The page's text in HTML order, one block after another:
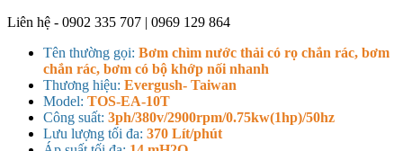
Liên hệ - 0902 335 707 | 0969 129 864
Tên thường gọi: Bơm chìm nước thải có rọ chắn rác, bơm
chắn rác, bơm có bộ khớp nối nhanh
Thương hiệu: Evergush- Taiwan
Model: TOS-EA-10T
Công suất: 3ph/380v/2900rpm/0.75kw(1hp)/50hz
Lưu lượng tối đa: 370 Lít/phút